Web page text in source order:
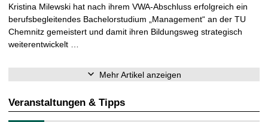
Kristina Milewski hat nach ihrem VWA-Abschluss erfolgreich ein
berufsbegleitendes Bachelorstudium „Management“ an der TU
Chemnitz gemeistert und damit ihren Bildungsweg strategisch
weiterentwickelt …
Mehr Artikel anzeigen
Veranstaltungen & Tipps